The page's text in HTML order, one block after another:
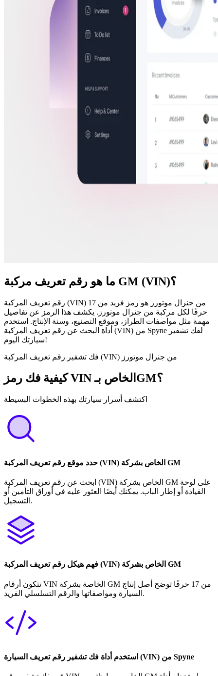
ما هو رقم تعريف مركبة GM (VIN)؟
رقم تعريف المركبة (VIN) من جنرال موتورز هو رمز فريد من 17
حرفًا لكل مركبة من جنرال موتورز. يكشف هذا الرمز عن تفاصيل
مهمة مثل مواصفات الطراز، وموقع التصنيع، وسنة الإنتاج. استخدم
أداة البحث عن رقم تعريف المركبة (VIN) من Spyne لفك تشفير
سيارتك اليوم!
فك تشفير رقم تعريف المركبة (VIN) من جنرال موتورز
كيفية فك رمز VIN الخاص بـGM؟
اكتشف أسرار سيارتك بهذه الخطوات البسيطة
حدد موقع رقم تعريف المركبة (VIN) الخاص بشركة GM
ابحث عن رقم تعريف المركبة (VIN) الخاص بشركة GM على لوحة
القيادة أو إطار الباب. يمكنك أيضًا العثور عليه في أوراق التأمين أو
التسجيل.
فهم هيكل رقم تعريف المركبة (VIN) الخاص بشركة GM
تتكون أرقام VIN الخاصة بشركة GM من 17 حرفًا توضح أصل إنتاج
السيارة ومواصفاتها والرقم التسلسلي الفريد.
استخدم أداة فك تشفير رقم تعريف السيارة (VIN) من Spyne